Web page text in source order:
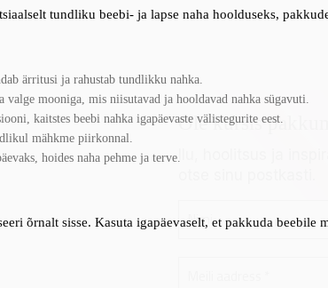
tundliku beebi- ja lapse naha hoolduseks,
ärritusi ja rahustab tundlikku nahka.
mooniga, mis niisutavad ja hooldavad nahka sügavuti.
kaitstes beebi nahka igapäevaste välistegurite eest.
mähkme piirkonnal.
hoides naha pehme ja terve.
õrnalt sisse. Kasuta igapäevaselt, et pakkuda beebile
Ole kursis